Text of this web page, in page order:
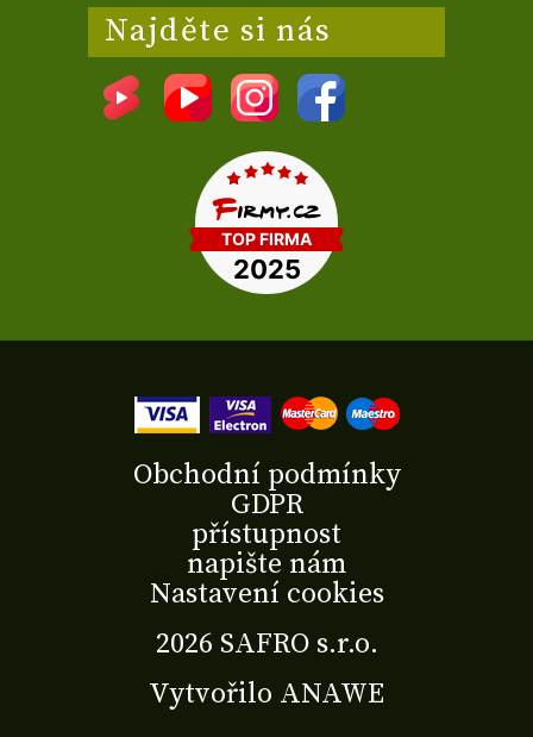
Najděte si nás
2026 SAFRO s.r.o.
Vytvořilo ANAWE
Obchodní podmínky
GDPR
přístupnost
napište nám
Nastavení cookies